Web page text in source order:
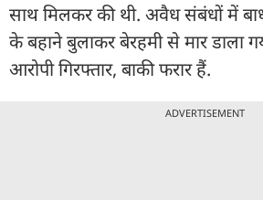
साथ मिलकर की थी. अवैध संबंधों में
के बहाने बुलाकर बेरहमी से मार डाला
आरोपी गिरफ्तार, बाकी फरार हैं.
ADVERTISEMENT